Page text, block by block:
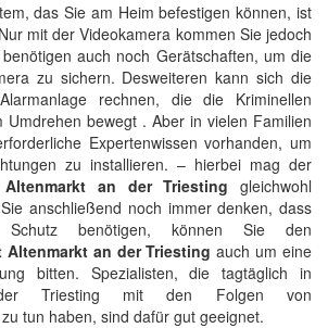
das Sie am Heim befestigen können, ist
mit der Videokamera kommen Sie jedoch
auch noch Gerätschaften, um die
zu sichern. Desweiteren kann sich die
rechnen, die die Kriminellen
Umdrehen bewegt . Aber in vielen Familien
Expertenwissen vorhanden, um
zu installieren. – hierbei mag der
an der Triesting gleichwohl
anschließend noch immer denken, dass
benötigen, können Sie den
an der Triesting auch um eine
bitten. Spezialisten, die tagtäglich in
Triesting mit den Folgen von
tun haben, sind dafür gut geeignet.